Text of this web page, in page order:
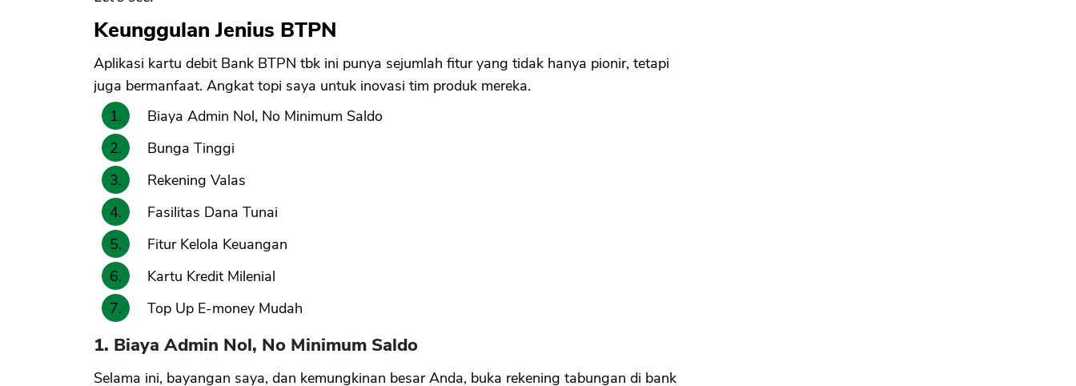
Keunggulan Jenius BTPN
Aplikasi kartu debit Bank BTPN tbk ini punya sejumlah fitur yang tidak hanya pionir, tetapi
juga bermanfaat. Angkat topi saya untuk inovasi tim produk mereka.
Biaya Admin Nol, No Minimum Saldo
Bunga Tinggi
Rekening Valas
Fasilitas Dana Tunai
Fitur Kelola Keuangan
Kartu Kredit Milenial
Top Up E-money Mudah
1. Biaya Admin Nol, No Minimum Saldo
Selama ini, bayangan saya, dan kemungkinan besar Anda, buka rekening tabungan di bank